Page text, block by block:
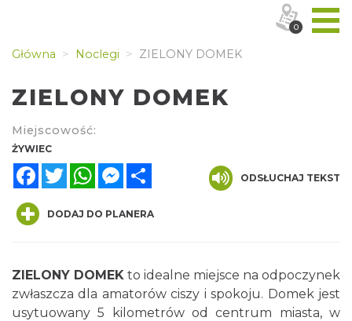
Główna Noclegi ZIELONY DOMEK
ZIELONY DOMEK
Miejscowość:
ŻYWIEC
FacebookTwitterWhatsAppMessenger
ODSŁUCHAJ TEKST
DODAJ DO PLANERA
ZIELONY DOMEK to idealne miejsce na odpoczynek
zwłaszcza dla amatorów ciszy i spokoju. Domek jest
usytuowany 5 kilometrów od centrum miasta, w
0